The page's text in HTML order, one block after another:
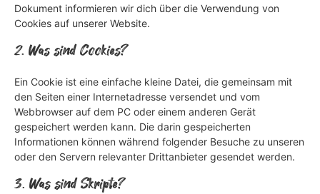
Dokument informieren wir dich über die Verwendung von
Cookies auf unserer Website.
2. Was sind Cookies?
Ein Cookie ist eine einfache kleine Datei, die gemeinsam mit
den Seiten einer Internetadresse versendet und vom
Webbrowser auf dem PC oder einem anderen Gerät
gespeichert werden kann. Die darin gespeicherten
Informationen können während folgender Besuche zu unseren
oder den Servern relevanter Drittanbieter gesendet werden.
3. Was sind Skripte?